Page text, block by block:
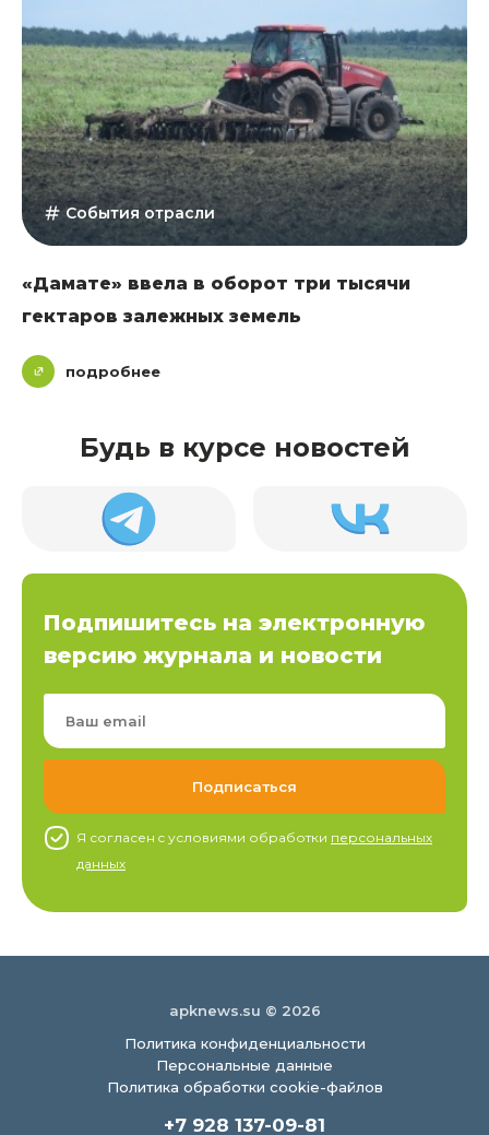
События отрасли
«Дамате» ввела в оборот три тысячи
гектаров залежных земель
подробнее
Будь в курсе новостей
Подпишитесь на электронную
версию журнала и новости
Я согласен c условиями обработки персональных
данных
apknews.su © 2026
Политика конфиденциальности
Персональные данные
Политика обработки cookie-файлов
+7 928 137-09-81